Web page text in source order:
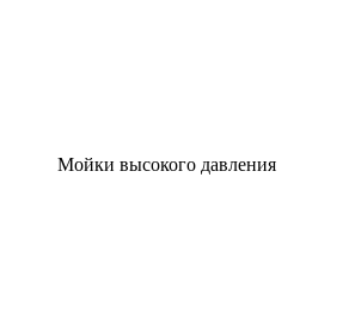
Мойки высокого давления